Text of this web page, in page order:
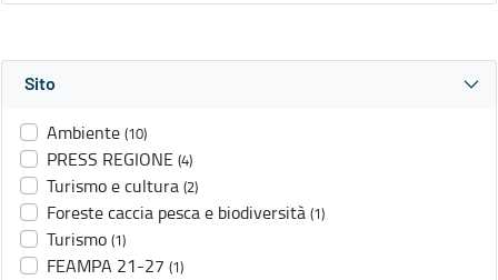
Sito
Ambiente (10)
PRESS REGIONE (4)
Turismo e cultura (2)
Foreste caccia pesca e biodiversità (1)
Turismo (1)
FEAMPA 21-27 (1)